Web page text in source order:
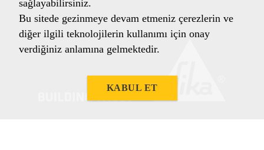
sağlayabilirsiniz.
Bu sitede gezinmeye devam etmeniz çerezlerin ve
diğer ilgili teknolojilerin kullanımı için onay
verdiğiniz anlamına gelmektedir.
KABUL ET